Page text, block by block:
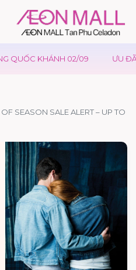
02/09 ƯU ĐÃI WAON
SEASON SALE ALERT – UP TO